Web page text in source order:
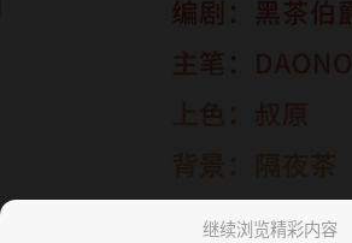
继续浏览精彩内容